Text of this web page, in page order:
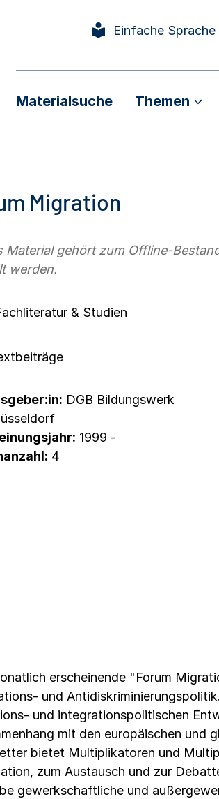
Einfache Sprache
Materialsuche Themen
Migration
Material gehört zum Offline-
werden.
& Studien
DGB Bildungswerk
1999 -
4
erscheinende "Forum
und
und integrationspolitischen
mit den europäischen und
bietet Multiplikatoren und
zum Austausch und zur
gewerkschaftliche und